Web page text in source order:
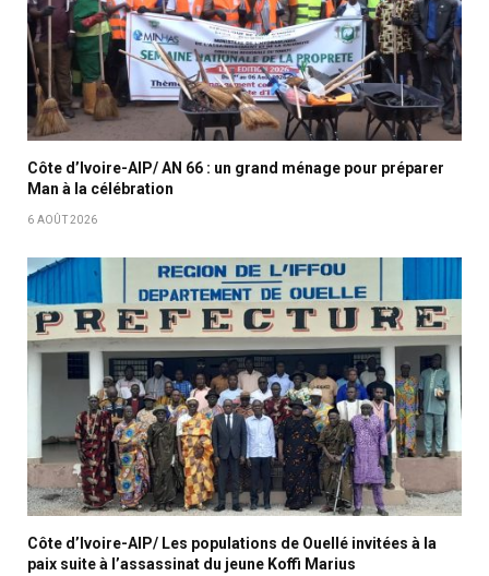
Côte d’Ivoire-AIP/ AN 66 : un grand ménage pour préparer
Man à la célébration
6 AOÛT 2026
Côte d’Ivoire-AIP/ Les populations de Ouellé invitées à la
paix suite à l’assassinat du jeune Koffi Marius